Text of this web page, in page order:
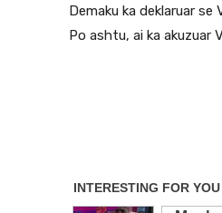
Demaku ka deklaruar
Po ashtu, ai ka akuzuar